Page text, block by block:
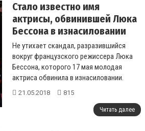
Стало известно имя
актрисы, обвинившей Люка
Бессона в изнасиловании
Не утихает скандал, разразившийся
вокруг французского режиссера Люка
Бессона, которого 17 мая молодая
актриса обвинила в изнасиловании.
Теперь стало известно имя якобы
21.05.2018 815
Читать далее